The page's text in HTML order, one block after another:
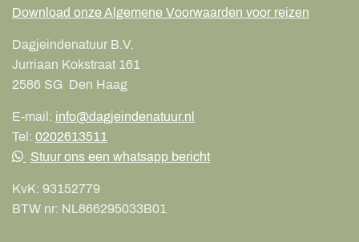
Download onze Algemene Voorwaarden voor reizen
Dagjeindenatuur B.V.
Jurriaan Kokstraat 161
2586 SG Den Haag
E-mail: info@dagjeindenatuur.nl
Tel: 0202613511
Stuur ons een whatsapp bericht
KvK: 93152779
BTW nr: NL866295033B01